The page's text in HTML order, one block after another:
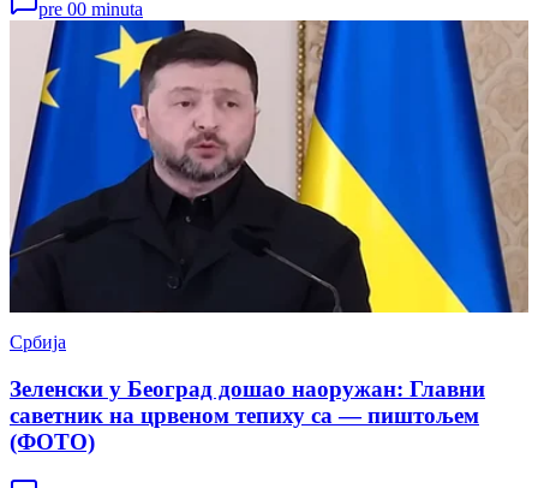
pre 00 minuta
Србија
Зеленски у Београд дошао наоружан: Главни
саветник на црвеном тепиху са — пиштољем
(ФОТО)